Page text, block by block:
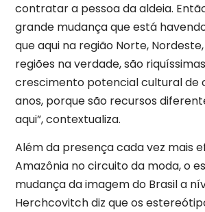
contratar a pessoa da aldeia.
grande mudança que está
que aqui na região Norte,
regiões na verdade, são
crescimento potencial cultural de
anos, porque são recursos
aqui”, contextualiza.
Além da presença cada vez mais
Amazônia no circuito da moda, o
mudança da imagem do Brasil a
Herchcovitch diz que os